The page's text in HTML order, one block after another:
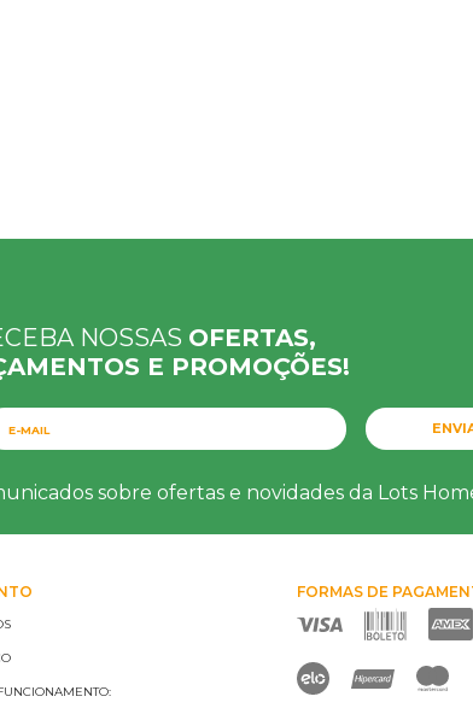
NOSSAS OFERTAS,
E PROMOÇÕES!
sobre ofertas e novidades da Lots
FORMAS DE